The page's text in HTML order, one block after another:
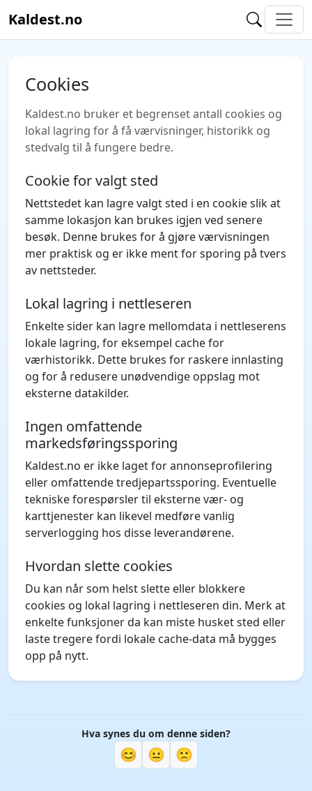
Kaldest.no
Cookies
Kaldest.no bruker et begrenset antall cookies og
lokal lagring for å få værvisninger, historikk og
stedvalg til å fungere bedre.
Cookie for valgt sted
Nettstedet kan lagre valgt sted i en cookie slik at
samme lokasjon kan brukes igjen ved senere
besøk. Denne brukes for å gjøre værvisningen
mer praktisk og er ikke ment for sporing på tvers
av nettsteder.
Lokal lagring i nettleseren
Enkelte sider kan lagre mellomdata i nettleserens
lokale lagring, for eksempel cache for
værhistorikk. Dette brukes for raskere innlasting
og for å redusere unødvendige oppslag mot
eksterne datakilder.
Ingen omfattende
markedsføringssporing
Kaldest.no er ikke laget for annonseprofilering
eller omfattende tredjepartssporing. Eventuelle
tekniske forespørsler til eksterne vær- og
karttjenester kan likevel medføre vanlig
serverlogging hos disse leverandørene.
Hvordan slette cookies
Du kan når som helst slette eller blokkere
cookies og lokal lagring i nettleseren din. Merk at
enkelte funksjoner da kan miste husket sted eller
laste tregere fordi lokale cache-data må bygges
opp på nytt.
Hva synes du om denne siden?
😊 😐 🙁